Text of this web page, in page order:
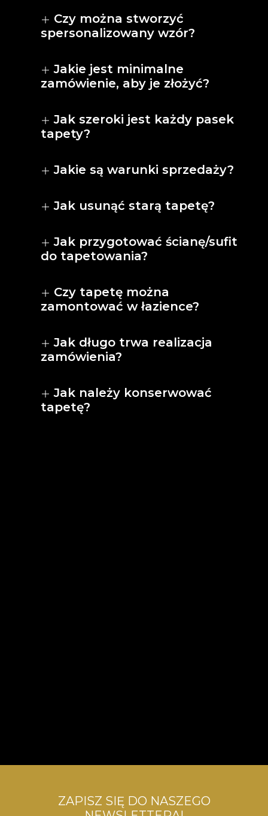
Czy można stworzyć
spersonalizowany wzór?
Jakie jest minimalne
zamówienie, aby je złożyć?
Jak szeroki jest każdy pasek
tapety?
Jakie są warunki sprzedaży?
Jak usunąć starą tapetę?
Jak przygotować ścianę/sufit
do tapetowania?
Czy tapetę można
zamontować w łazience?
Jak długo trwa realizacja
zamówienia?
Jak należy konserwować
tapetę?
ZAPISZ SIĘ DO NASZEGO